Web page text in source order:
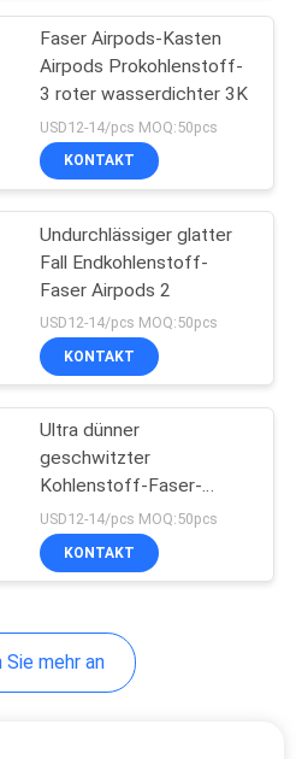
Faser
Faser-
Faser-
Faser Airpods-Kasten
Airpods Prokohlenstoff-
3 roter wasserdichter 3K
USD12-14/pcs MOQ:50pcs
KONTAKT
Undurchlässiger glatter
Fall Endkohlenstoff-
Faser Airpods 2
USD12-14/pcs MOQ:50pcs
KONTAKT
Ultra dünner
geschwitzter
Kohlenstoff-Faser-
Kasten Beweis-Apples
Airpods
USD12-14/pcs MOQ:50pcs
KONTAKT
Sie mehr an